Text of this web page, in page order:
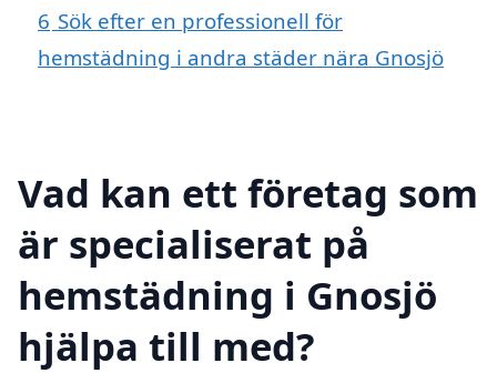
6 Sök efter en professionell för
hemstädning i andra städer nära Gnosjö
Vad kan ett företag som
är specialiserat på
hemstädning i Gnosjö
hjälpa till med?